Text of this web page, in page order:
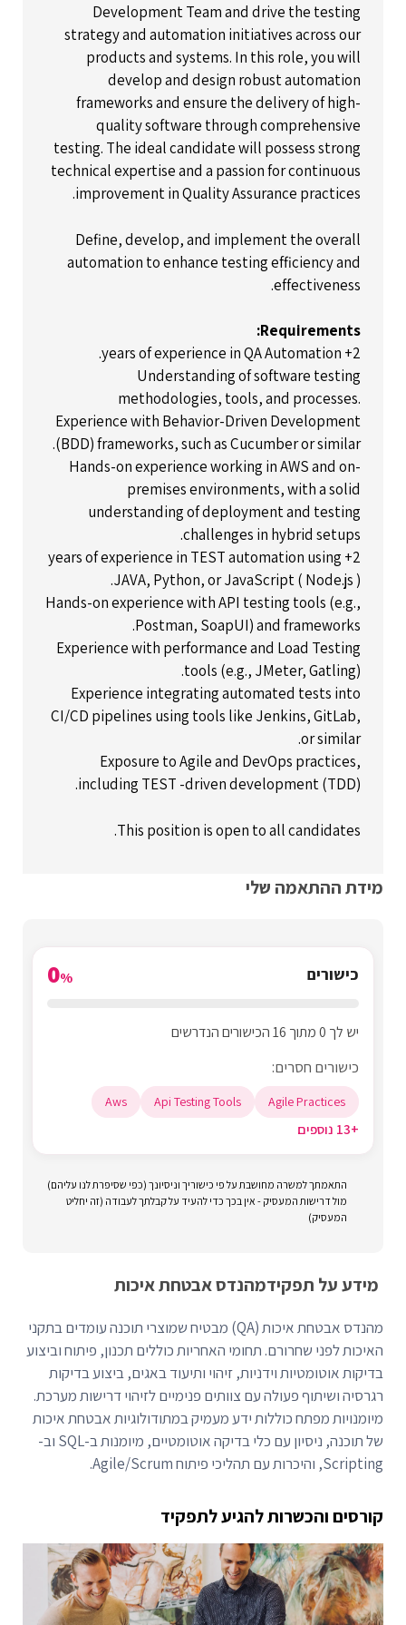
Development Team and drive the testing
strategy and automation initiatives across our
products and systems. In this role, you will
develop and design robust automation
frameworks and ensure the delivery of high-
quality software through comprehensive
testing. The ideal candidate will possess strong
technical expertise and a passion for continuous
improvement in Quality Assurance practices.
Define, develop, and implement the overall
automation to enhance testing efficiency and
effectiveness.
Requirements:
2+ years of experience in QA Automation.
Understanding of software testing
methodologies, tools, and processes.
Experience with Behavior-Driven Development
(BDD) frameworks, such as Cucumber or similar.
Hands-on experience working in AWS and on-
premises environments, with a solid
understanding of deployment and testing
challenges in hybrid setups.
2+ years of experience in TEST automation using
JAVA, Python, or JavaScript ( Node.js ).
Hands-on experience with API testing tools (e.g.,
Postman, SoapUI) and frameworks.
Experience with performance and Load Testing
tools (e.g., JMeter, Gatling).
Experience integrating automated tests into
CI/CD pipelines using tools like Jenkins, GitLab,
or similar.
Exposure to Agile and DevOps practices,
including TEST -driven development (TDD).
This position is open to all candidates.
מידת ההתאמה שלי
כישורים 0%
יש לך 0 מתוך 16 הכישורים הנדרשים
כישורים חסרים:
Agile Practices
Api Testing Tools
Aws
+13 נוספים
התאמתך למשרה מחושבת על פי כישוריך וניסיונך (כפי שסיפרת לנו עליהם)
מול דרישות המעסיק - אין בכך כדי להעיד על קבלתך לעבודה (זה יחליט
המעסיק)
מידע על תפקידמהנדס אבטחת איכות
מהנדס אבטחת איכות (QA) מבטיח שמוצרי תוכנה עומדים בתקני
האיכות לפני שחרורם. תחומי האחריות כוללים תכנון, פיתוח וביצוע
בדיקות אוטומטיות וידניות, זיהוי ותיעוד באגים, ביצוע בדיקות
רגרסיה ושיתוף פעולה עם צוותים פנימיים לזיהוי דרישות מערכת.
מיומנויות מפתח כוללות ידע מעמיק במתודולוגיות אבטחת איכות
של תוכנה, ניסיון עם כלי בדיקה אוטומטיים, מיומנות ב-SQL וב-
Scripting, והיכרות עם תהליכי פיתוח Agile/Scrum.
קורסים והכשרות להגיע לתפקיד